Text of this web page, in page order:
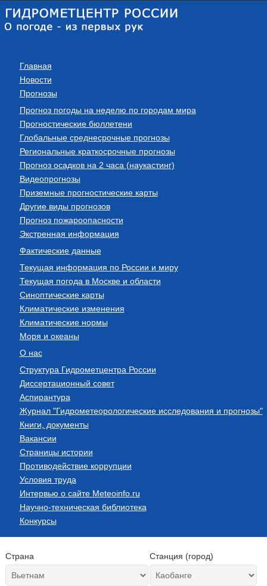
Главная
Новости
Прогнозы
Прогноз погоды на неделю по городам мира
Прогностические бюллетени
Глобальные среднесрочные прогнозы
Региональные краткосрочные прогнозы
Прогноз осадков на 2 часа (наукастинг)
Видеопрогнозы
Приземные прогностические карты
Другие виды прогнозов
Прогноз пожароопасности
Экстренная информация
Фактические данные
Текущая информация по России и миру
Текущая погода в Москве и области
Синоптические карты
Климатические изменения
Климатические нормы
Моря и океаны
О нас
Структура Гидрометцентра России
Диссертационный совет
Аспирантура
Журнал "Гидрометеорологические исследования и прогнозы"
Книги, документы
Вакансии
Страницы истории
Противодействие коррупции
Условия труда
Интервью о сайте Meteoinfo.ru
Научно-техническая библиотека
Конкурсы
Страна Станция (город)